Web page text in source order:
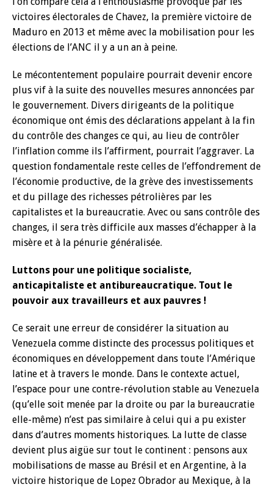
victoires électorales de Chavez, la première victoire de
Maduro en 2013 et même avec la mobilisation pour les
élections de l’ANC il y a un an à peine.
Le mécontentement populaire pourrait devenir encore
plus vif à la suite des nouvelles mesures annoncées par
le gouvernement. Divers dirigeants de la politique
économique ont émis des déclarations appelant à la fin
du contrôle des changes ce qui, au lieu de contrôler
l’inflation comme ils l’affirment, pourrait l’aggraver. La
question fondamentale reste celles de l’effondrement de
l’économie productive, de la grève des investissements
et du pillage des richesses pétrolières par les
capitalistes et la bureaucratie. Avec ou sans contrôle des
changes, il sera très difficile aux masses d’échapper à la
misère et à la pénurie généralisée.
Luttons pour une politique socialiste,
anticapitaliste et antibureaucratique. Tout le
pouvoir aux travailleurs et aux pauvres !
Ce serait une erreur de considérer la situation au
Venezuela comme distincte des processus politiques et
économiques en développement dans toute l’Amérique
latine et à travers le monde. Dans le contexte actuel,
l’espace pour une contre-révolution stable au Venezuela
(qu’elle soit menée par la droite ou par la bureaucratie
elle-même) n’est pas similaire à celui qui a pu exister
dans d’autres moments historiques. La lutte de classe
devient plus aigüe sur tout le continent : pensons aux
mobilisations de masse au Brésil et en Argentine, à la
victoire historique de Lopez Obrador au Mexique, à la